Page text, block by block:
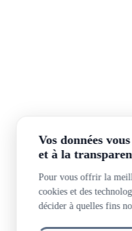
Vos données
et à la
Pour vous offrir la
cookies et des
décider à quelles fins